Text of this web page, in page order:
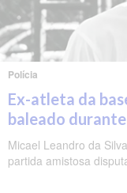
Polícia
Ex-atleta da
baleado
Micael Leandro da
partida amistosa